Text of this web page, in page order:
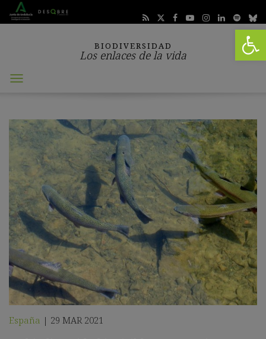
Abrir
BIODIVERSIDAD
Los enlaces de la vida
Abrir
España | 29 MAR 2021